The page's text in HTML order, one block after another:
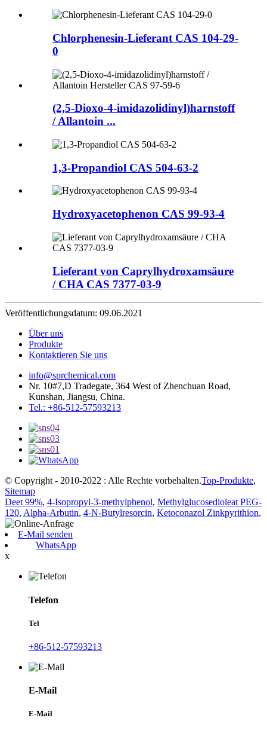
Chlorphenesin-Lieferant CAS 104-29-
0
(2,5-Dioxo-4-imidazolidinyl)harnstoff
/ Allantoin ...
1,3-Propandiol CAS 504-63-2
Hydroxyacetophenon CAS 99-93-4
Lieferant von Caprylhydroxamsäure
/ CHA CAS 7377-03-9
Veröffentlichungsdatum: 09.06.2021
Über uns
Produkte
Kontaktieren Sie uns
info@sprchemical.com
Nr. 10#7,D Tradegate, 364 West of Zhenchuan Road,
Kunshan, Jiangsu, China.
Tel.: +86-512-57593213
© Copyright - 2010-2022 : Alle Rechte vorbehalten.Top-Produkte,
Sitemap
Deet 99%, 4-Isopropyl-3-methylphenol, Methylglucosedioleat PEG-
120, Alpha-Arbutin, 4-N-Butylresorcin, Ketoconazol Zinkpyrithion,
E-Mail senden
WhatsApp
x
Telefon
Tel
+86-512-57593213
E-Mail
E-Mail